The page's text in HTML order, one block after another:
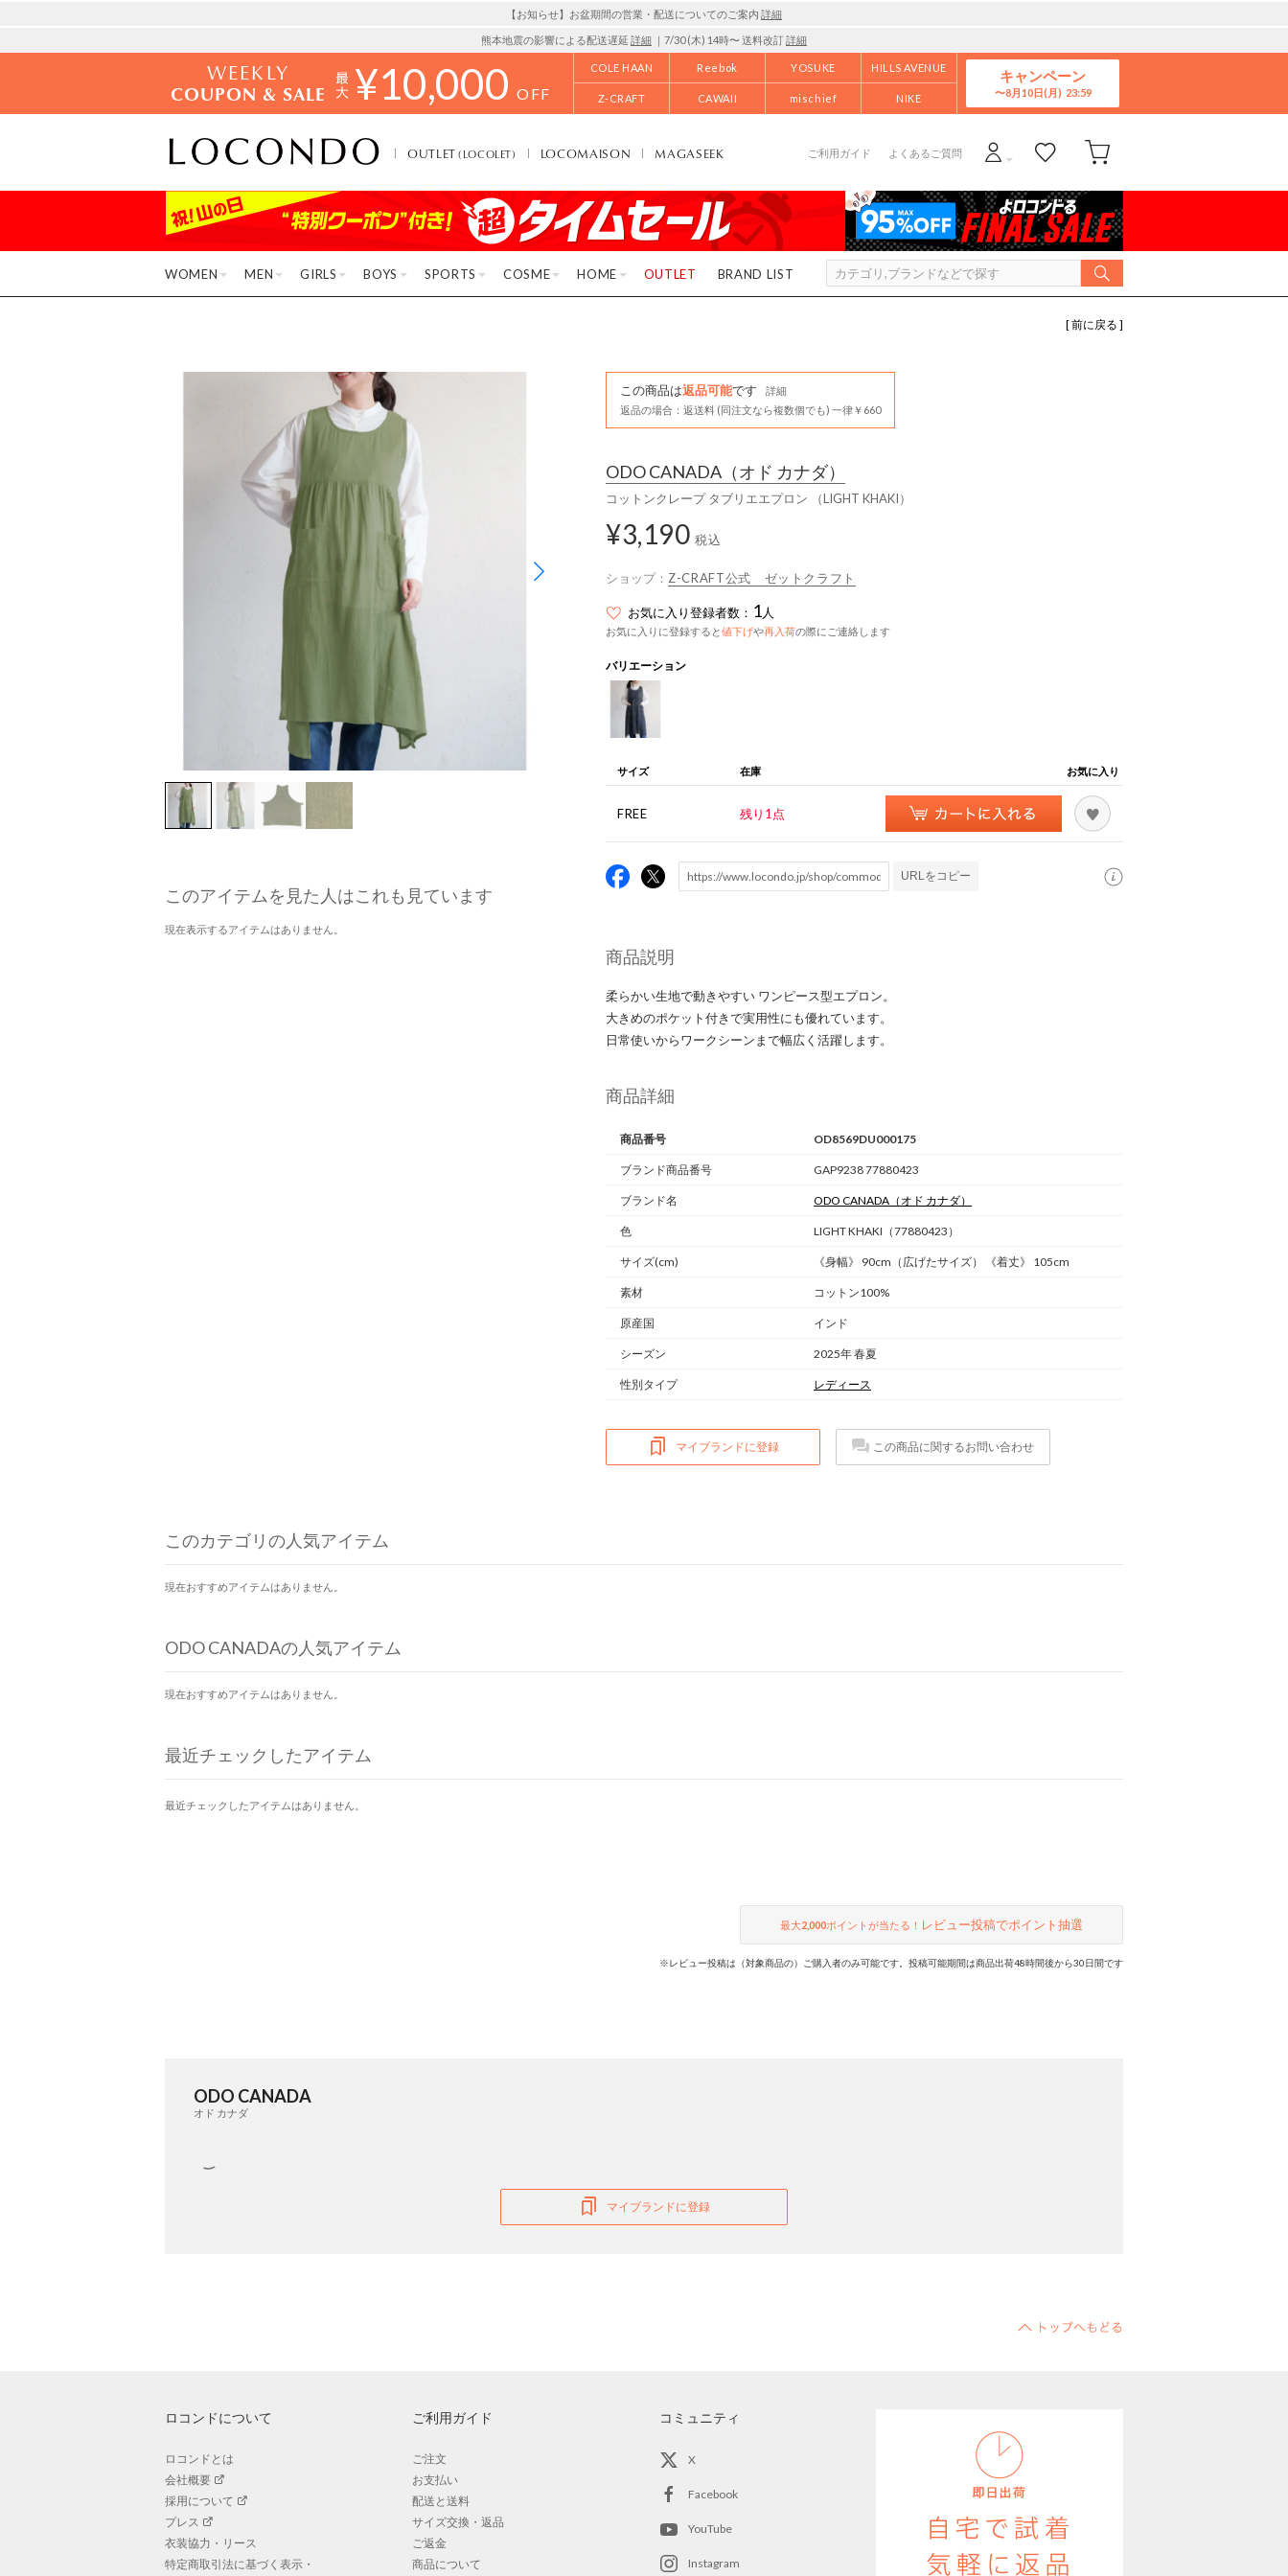
【お知らせ】お盆期間の営業・配送についてのご案内 詳細
熊本地震の影響による配送遅延 詳細 ｜7/30 (木) 14時〜 送料改訂詳細
WEEKLY
COUPON & SALE ¥10,000 OFF
COLE HAAN Reebok YOSUKE HILLS AVENUE
Z-CRAFT CAWAII mischief NIKE
キャンペーン
8月10日(月)
OUTLET(LOCOLET) LOCOMAISON MAGASEEK ご利用ガイド よくあるご質問
WOMEN MEN GIRLS BOYS SPORTS COSME HOME OUTLET BRAND LIST
[ 前に戻る ]
このアイテムを見た人はこれも見ています
現在表示するアイテムはありません。
この商品は返品可能です
詳細
返品の場合：返送料 (同注文なら複数個でも) 一律￥660
ODO CANADA （オド カナダ）
コットンクレープ タブリエエプロン （LIGHT KHAKI）
¥3,190 税込
ショップ： Z-CRAFT公式 ゼットクラフト
お気に入り登録者数： 1人
お気に入りに登録すると値下げや再入荷の際にご連絡します
バリエーション
サイズ 在庫 お気に入り
FREE 残り1点
URLをコピー
商品説明
柔らかい生地で動きやすい ワンピース型エプロン。
大きめのポケット付きで実用性にも優れています。
日常使いからワークシーンまで幅広く活躍します。
商品詳細
商品番号 OD8569DU000175
ブランド商品番号 GAP9238 77880423
ブランド名 ODO CANADA （オド カナダ）
色 LIGHT KHAKI（77880423）
サイズ(cm) 《身幅》 90cm（広げたサイズ） 《着丈》 105cm
素材 コットン100%
原産国 インド
シーズン 2025年 春夏
性別タイプ レディース
マイブランドに登録 この商品に関するお問い合わせ
このカテゴリの人気アイテム
現在おすすめアイテムはありません。
ODO CANADAの人気アイテム
現在おすすめアイテムはありません。
最近チェックしたアイテム
最近チェックしたアイテムはありません。
最大2,000ポイントが当たる！ レビュー投稿でポイント抽選
※レビュー投稿は（対象商品の）ご購入者のみ可能です。投稿可能期間は商品出荷48時間後から30日間です
ODO CANADA
オド カナダ
マイブランドに登録
ロコンドについて
ロコンドとは
会社概要
採用について
プレス
衣装協力・リース
特定商取引法に基づく表示・
ご利用ガイド
ご注文
お支払い
配送と送料
サイズ交換・返品
ご返金
商品について
コミュニティ
X
Facebook
YouTube
Instagram